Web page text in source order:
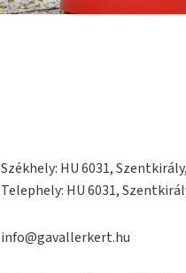
Székhely: HU 6031,
Telephely: HU 6031,
info@gavallerkert.hu